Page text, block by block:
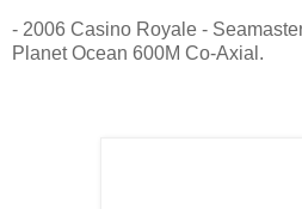
- 2006 Casino Royale -
Planet Ocean 600M Co-Axial.